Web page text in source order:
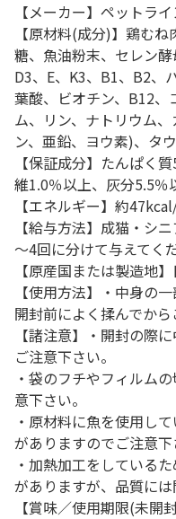
【メーカー】ペットラ
【原材料(成分)】鶏む
糖、魚油粉末、セレン酵
D3、E、K3、B1、B2、
葉酸、ビオチン、B12
ム、リン、ナトリウム
ン、亜鉛、ヨウ素)、タ
【保証成分】たんぱく
維1.0％以上、灰分5.5％
【エネルギー】約
【給与方法】成猫・シ
～4回に分けて与えてく
【原産国または製造地
【使用方法】・中身の
開封前によく揉んでから
【諸注意】・開封の際
ご注意下さい。
・袋のフチやフィルム
意下さい。
・原材料に魚を使用し
がありますのでご注意下
・加熱加工をしている
がありますが、品質には
【賞味／使用期限(未開